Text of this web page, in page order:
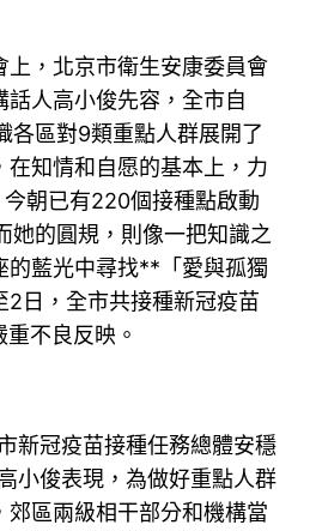
，北京市衛生安康委員會
話人高小俊先容，全市自
各區對9類重點人群展開了
在知情和自愿的基本上，力
今朝已有220個接種點啟動
她的圓規，則像一把知識之
的藍光中尋找**「愛與孤獨
2日，全市共接種新冠疫苗
不良反映。
冠疫苗接種任務總體安穩
小俊表現，為做好重點人群
郊區兩級相干部分和機構當